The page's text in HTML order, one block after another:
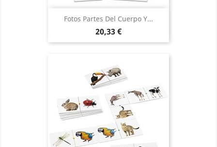
Fotos Partes Del Cuerpo Y...
Precio
20,33 €